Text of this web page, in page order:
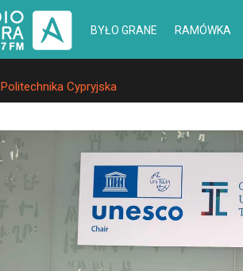
BYŁO GRANE RAMÓWKA
Politechnika Cypryjska